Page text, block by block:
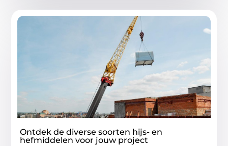
Ontdek de diverse soorten hijs- en
hefmiddelen voor jouw project